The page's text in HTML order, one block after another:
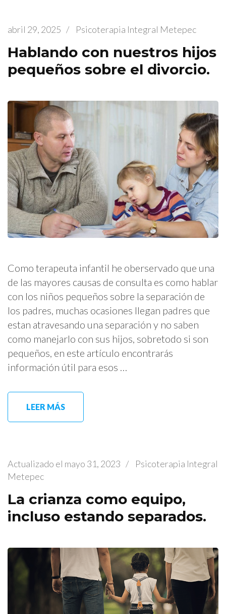
abril 29, 2025 / Psicoterapia Integral Metepec
Hablando con nuestros hijos
pequeños sobre el divorcio.
Como terapeuta infantil he oberservado que una
de las mayores causas de consulta es como hablar
con los niños pequeños sobre la separación de
los padres, muchas ocasiones llegan padres que
estan atravesando una separación y no saben
como manejarlo con sus hijos, sobretodo si son
pequeños, en este artículo encontrarás
información útil para esos …
LEER MÁS
Actualizado el mayo 31, 2023 /
Psicoterapia Integral
Metepec
La crianza como equipo,
incluso estando separados.